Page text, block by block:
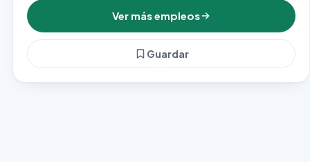
Ver más empleos
Guardar